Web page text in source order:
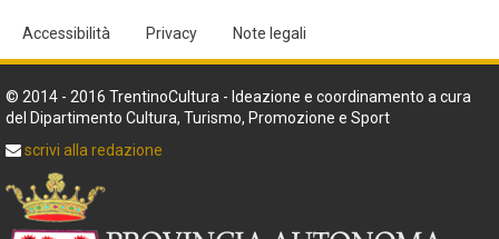
Accessibilità Privacy Note legali
© 2014 - 2016 TrentinoCultura - Ideazione e coordinamento a cura
del Dipartimento Cultura, Turismo, Promozione e Sport
scrivi alla redazione